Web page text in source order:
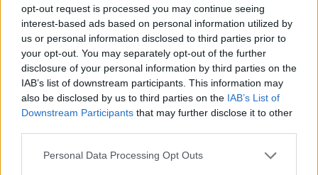
opt-out request is processed you may continue seeing
interest-based ads based on personal information utilized by
us or personal information disclosed to third parties prior to
your opt-out. You may separately opt-out of the further
disclosure of your personal information by third parties on the
IAB’s list of downstream participants. This information may
also be disclosed by us to third parties on the IAB’s List of
Downstream Participants that may further disclose it to other
Please note that this website/app uses one or more Google
Personal Data Processing Opt Outs